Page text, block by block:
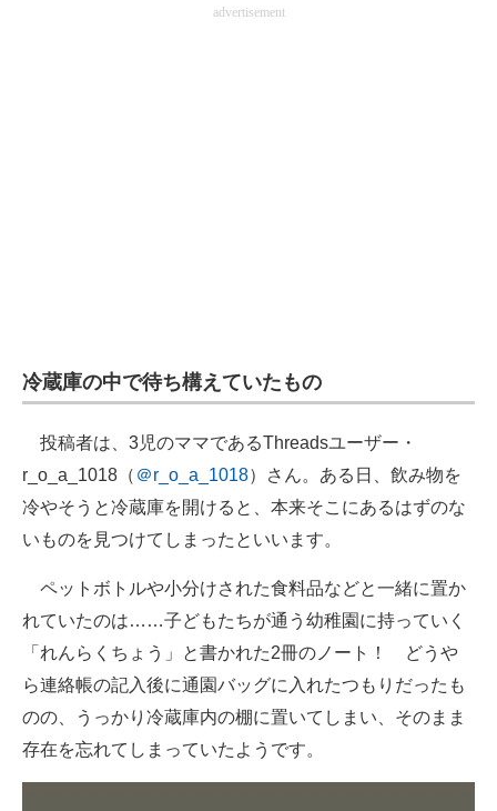
advertisement
冷蔵庫の中で待ち構えていたもの
投稿者は、3児のママであるThreadsユーザー・
r_o_a_1018（ ＠r_o_a_1018）さん。ある日、飲み物を
冷やそうと冷蔵庫を開けると、本来そこにあるはずのな
いものを見つけてしまったといいます。
ペットボトルや小分けされた食料品などと一緒に置か
れていたのは……子どもたちが通う幼稚園に持っていく
「れんらくちょう」と書かれた2冊のノート！ どうや
ら連絡帳の記入後に通園バッグに入れたつもりだったも
のの、うっかり冷蔵庫内の棚に置いてしまい、そのまま
存在を忘れてしまっていたようです。